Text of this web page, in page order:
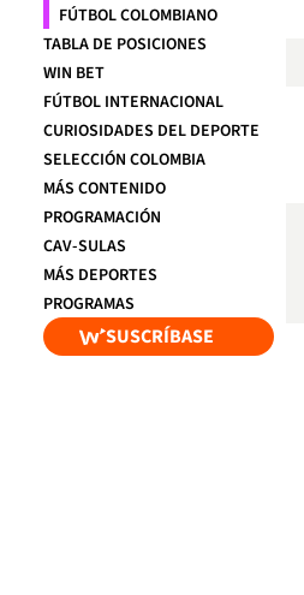
FÚTBOL COLOMBIANO
TABLA DE POSICIONES
WIN BET
FÚTBOL INTERNACIONAL
CURIOSIDADES DEL DEPORTE
SELECCIÓN COLOMBIA
MÁS CONTENIDO
PROGRAMACIÓN
CAV-SULAS
MÁS DEPORTES
PROGRAMAS
SUSCRÍBASE